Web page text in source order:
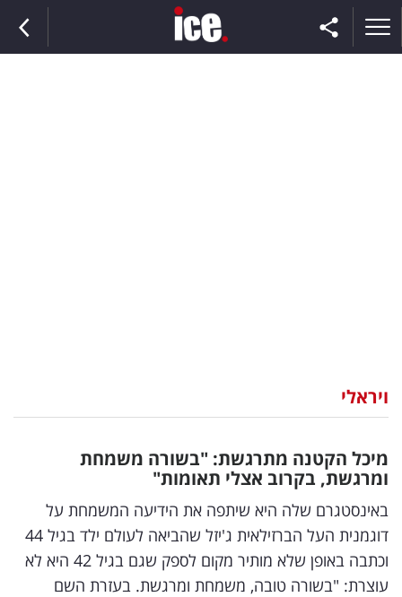
וצרכנות
דיגיטל
וטק
שיווק
ופרסום
ויראלי
מיכל הקטנה מתרגשת: "בשורה משמחת
ומרגשת, בקרוב אצלי תאומות"
באינסטגרם שלה היא שיתפה את הידיעה המשמחת על
דוגמנית העל הברזילאית ג'יזל שהביאה לעולם ילד בגיל 44
וכתבה באופן שלא מותיר מקום לספק שגם בגיל 42 היא לא
עוצרת: "בשורה טובה, משמחת ומרגשת. בעזרת השם